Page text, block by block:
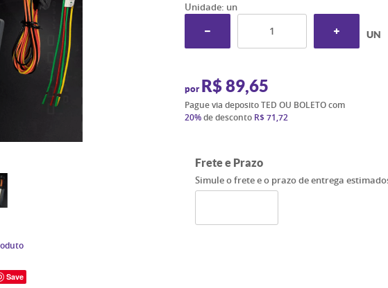
Save
Unidade: un
UN
por R$ 89,65
Pague via deposito TED OU BOLETO com
20%de desconto R$ 71,72
Frete e Prazo
Simule o frete e o prazo de entrega